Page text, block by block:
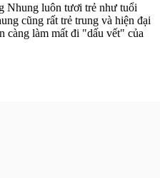
Nhung luôn tươi trẻ như tuổi
cũng rất trẻ trung và hiện đại
càng làm mất đi "dấu vết" của